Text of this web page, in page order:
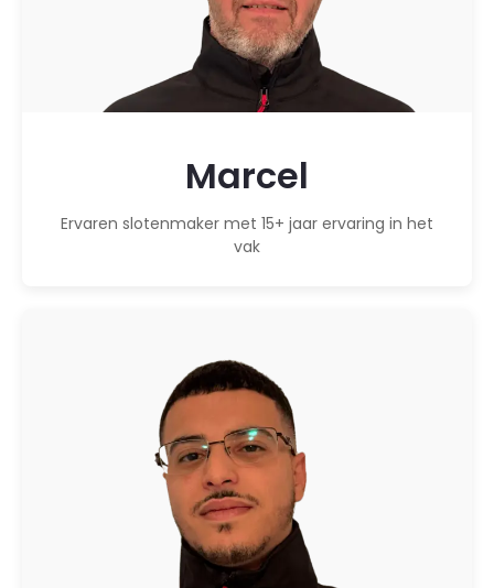
Marcel
Ervaren slotenmaker met 15+ jaar ervaring in het
vak